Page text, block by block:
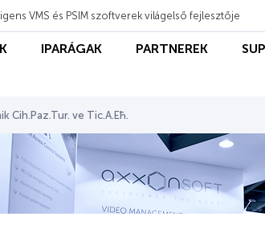
VMS és PSIM szoftverek világelső fejlesztője
IPARÁGAK PARTNEREK
Cih.Paz.Tur. ve Tic.A.Ећ.